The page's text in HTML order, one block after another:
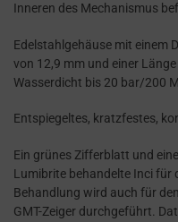
Inneren des Mechanismus
Edelstahlgehäuse mit einem
von 12,9 mm und einer
Wasserdicht bis 20 bar/200
Entspiegeltes, kratzfestes,
Ein grünes Zifferblatt und
Lumibrite behandelte Inci für
Behandlung wird auch für
GMT-Zeiger durchgeführt.